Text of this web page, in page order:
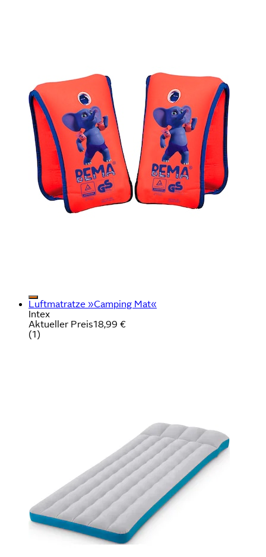
Luftmatratze »Camping Mat«
Intex
Aktueller Preis18,99 €
(1)